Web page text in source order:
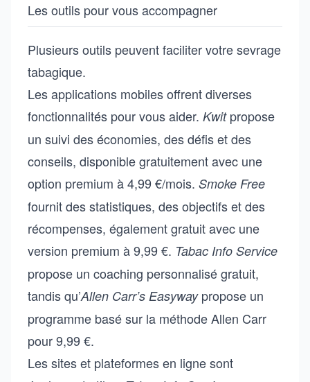
Les outils pour vous accompagner
Plusieurs outils peuvent faciliter votre sevrage
tabagique.
Les applications mobiles offrent diverses
fonctionnalités pour vous aider. Kwitpropose
un suivi des économies, des défis et des
conseils, disponible gratuitement avec une
option premium à 4,99 €/mois. Smoke Free
fournit des statistiques, des objectifs et des
récompenses, également gratuit avec une
version premium à 9,99 €. Tabac Info Service
propose un coaching personnalisé gratuit,
tandis qu’Allen Carr’s Easywaypropose un
programme basé sur la méthode Allen Carr
pour 9,99 €.
Les sites et plateformes en ligne sont